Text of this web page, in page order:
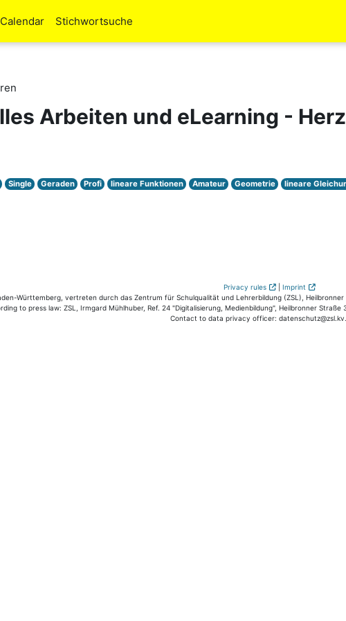
Calendar Stichwortsuche
Arbeiten und eLearning -
Single Geraden Profi lineare Funktionen Amateur Geometrie lineare
Privacy rules | Imprint
Württemberg, vertreten durch das Zentrum für Schulqualität und Lehrerbildung (ZSL),
to press law: ZSL, Irmgard Mühlhuber, Ref. 24 "Digitalisierung, Medienbildung", Heilbronner
Contact to data privacy officer: